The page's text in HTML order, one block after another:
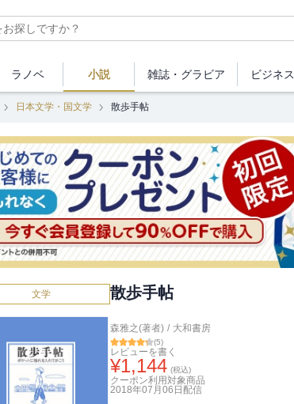
ラノベ 小説 雑誌・ グラビア ビジネス
日本文学・国文学 散歩手帖
文学 散歩手帖
森雅之(著者) / 大和書房
(5)
レビューを書く
¥1,144 (税込)
クーポン利用対象商品
2018年07月06日 配信